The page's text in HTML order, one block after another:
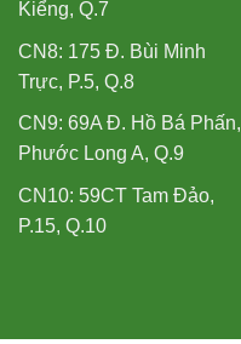
Kiểng, Q.7
CN8: 175 Đ. Bùi Minh
Trực, P.5, Q.8
CN9: 69A Đ. Hồ Bá Phấn,
Phước Long A, Q.9
CN10: 59CT Tam Đảo,
P.15, Q.10